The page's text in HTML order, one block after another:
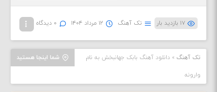
۱۷ بازدید بار تک آهنگ ۱۲ مرداد ۱۴۰۴ ۰ دیدگاه
شما اینجا هستید تک آهنگ »دانلود آهنگ بابک جهانبخش به نام
وارونه